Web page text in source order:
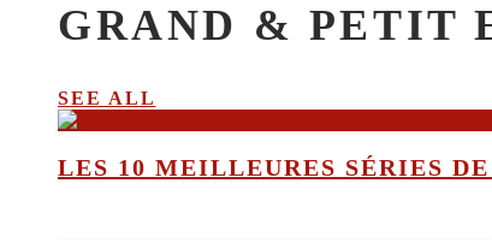
GRAND & PETIT
SEE ALL
LES 10 MEILLEURES SÉRIES DE